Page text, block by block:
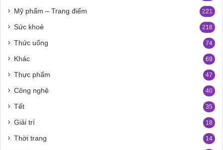
Mỹ phẩm – Trang điểm 221
Sức khoẻ 218
Thức uống 74
Khác 69
Thực phẩm 47
Công nghệ 40
Tết 35
Giải trí 18
Thời trang 14